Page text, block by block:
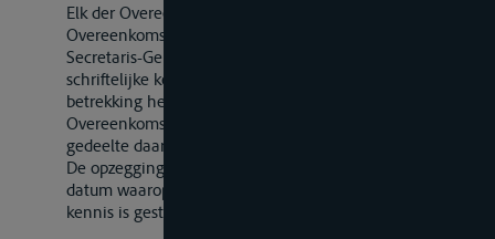
Elk der Overeenkomstsluitende Partijen kan deze
Overeenkomst opzeggen door middel van een aan de
Secretaris-Generaal van de Verenigde Naties gerichte
schriftelijke kennisgeving. Deze opzegging kan
betrekking hebben op het gehele grondgebied van de
Overeenkomstsluitende Partij, of slechts op een
gedeelte daarvan.
De opzegging wordt van kracht twaalf maanden na de
datum waarop de Secretaris-Generaal daarvan in
kennis is gesteld.